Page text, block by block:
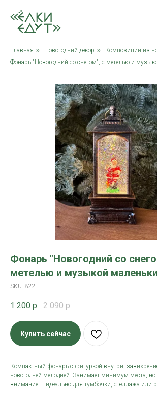
Главная » Новогодний декор » Композиции из
Фонарь "Новогодний со снегом", с метелью и
Фонарь "Новогодний со
метелью и музыкой
SKU: 822
1 200 р. 2 090 р.
Купить сейчас
Компактный фонарь с фигуркой внутри,
новогодней мелодией. Занимает минимум места, но
внимание — идеально для тумбочки, стеллажа или